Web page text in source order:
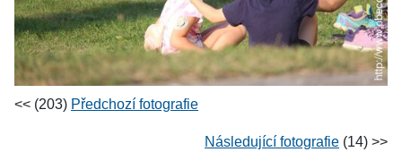
<< (203) Předchozí fotografie
Následující fotografie (14) >>